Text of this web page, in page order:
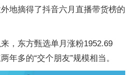
地摘得了抖音六月直播带货榜的
，东方甄选单月涨粉1952.69
年多的“交个朋友”规模相当。